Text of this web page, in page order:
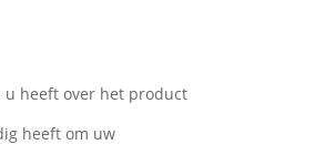
u heeft over het product
heeft om uw